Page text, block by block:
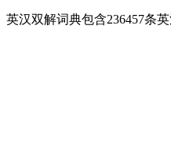
英汉双解词典包含236457条